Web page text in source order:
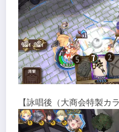
【詠唱後（大商会特製カ